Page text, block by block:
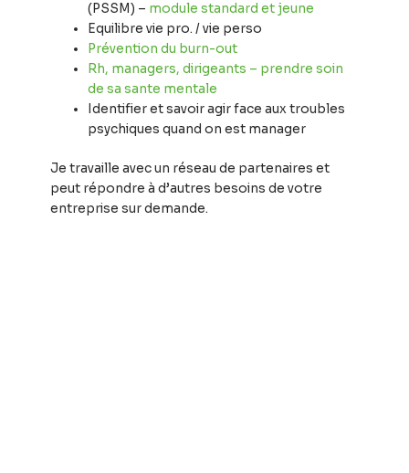
(PSSM) – module standard et jeune
Equilibre vie pro. / vie perso
Prévention du burn-out
Rh, managers, dirigeants – prendre soin
de sa sante mentale
Identifier et savoir agir face aux troubles
psychiques quand on est manager
Je travaille avec un réseau de partenaires et
peut répondre à d’autres besoins de votre
entreprise sur demande.